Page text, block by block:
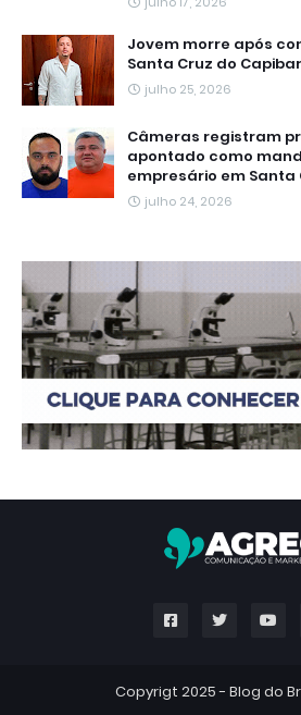
Jovem morre após
Santa Cruz do
julho 25, 2026
Câmeras registram
apontado como
empresário em Santa
julho 24, 2026
Copyrigt 2025 - Blog do